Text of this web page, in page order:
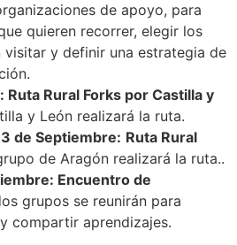
de apoyo, para
quieren recorrer, elegir los
y definir una estrategia de
Ruta Rural Forks por Castilla y
y León realizará la ruta.
de Septiembre: Ruta Rural
de Aragón realizará la ruta..
Encuentro de
grupos se reunirán para
compartir aprendizajes.